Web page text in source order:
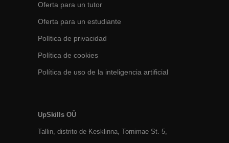
Oferta para un tutor
Oferta para un estudiante
Política de privacidad
Política de cookies
Política de uso de la inteligencia artificial
UpSkills OÜ
Tallin, distrito de Kesklinna, Tornimаe St. 5,